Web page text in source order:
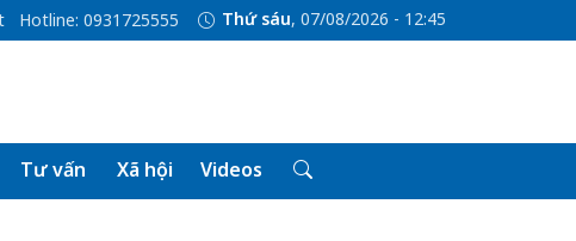
Hotline: 0931725555 Thứ sáu, 07/08/2026 - 12:45
Tư vấn Xã hội Videos